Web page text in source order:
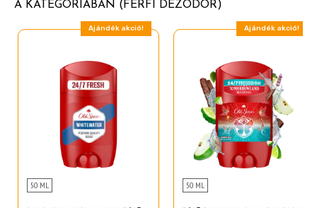
A KATEGÓRIÁBAN (FÉRFI DEZODOR)
Ajándék akció!
50 ML
Ajándék akció!
50 ML